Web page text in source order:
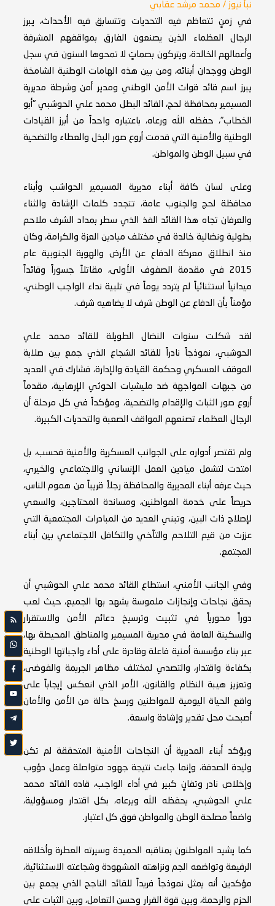
نبأ نيوز / محمد مرشد عقابي
في زمنٍ تتعاظم فيه التحديات وتتسابق فيه الأحداث، يبرز
الرجال العظماء الذين يصنعون الفارق بمواقفهم المشرفة
وأعمالهم الخالدة، ويتركون بصماتٍ لا تمحوها السنون في سجل
الوطن ووجدان أبنائه، ومن بين هذه الهامات الوطنية الشامخة
يبرز اسم قائد قوات الأمن الوطني ومدير أمن وشرطة مديرية
المسيمير بمحافظة لحج، القائد البطل محمد علي الحوشبي "أبو
الخطاب"، حفظه الله ورعاه، باعتباره واحداً من أبرز القيادات
الوطنية والأمنية التي قدمت أروع صور البذل والعطاء والتضحية
في سبيل الوطن والمواطن.
وعلى لسان كافة أبناء مديرية المسيمير الحواشب وأبناء
محافظة لحج والجنوب عامة، تتجدد كلمات الإشادة والثناء
والعرفان تجاه هذا القائد الفذ الذي سطر بمداد الشرف ملاحم
بطولية ونضالية خالدة في مختلف ميادين العزة والكرامة، وكان
منذ انطلاق معركة الدفاع عن الأرض والهوية الجنوبية عام
2015 في مقدمة الصفوف الأولى، مقاتلاً جسوراً وقائداً
ميدانياً استثنائياً لم يتردد يوماً في تلبية نداء الواجب الوطني،
مؤمناً بأن الدفاع عن الوطن شرف لا يضاهيه شرف.
لقد شكلت سنوات النضال الطويلة للقائد محمد علي
الحوشبي، نموذجاً نادراً للقائد الشجاع الذي جمع بين صلابة
الموقف العسكري وحكمة القيادة والإدارة، فشارك في العديد
من جبهات المواجهة ضد مليشيات الحوثي الإرهابية، مقدماً
أروع صور الثبات والإقدام والتضحية، ومؤكداً في كل مرحلة أن
الرجال العظماء تصنعهم المواقف الصعبة والتحديات الكبيرة.
ولم تقتصر أدواره على الجوانب العسكرية والأمنية فحسب، بل
امتدت لتشمل ميادين العمل الإنساني والاجتماعي والخيري،
حيث عرفه أبناء المديرية والمحافظة رجلاً قريباً من هموم الناس،
حريصاً على خدمة المواطنين، ومساندة المحتاجين، والسعي
لإصلاح ذات البين، وتبني العديد من المبادرات المجتمعية التي
عززت من قيم التلاحم والتآخي والتكافل الاجتماعي بين أبناء
المجتمع.
وفي الجانب الأمني، استطاع القائد محمد علي الحوشبي أن
يحقق نجاحات وإنجازات ملموسة يشهد بها الجميع، حيث لعب
دوراً محورياً في تثبيت وترسيخ دعائم الأمن والاستقرار
والسكينة العامة في مديرية المسيمير والمناطق المحيطة بها،
عبر بناء مؤسسة أمنية فاعلة وقادرة على أداء واجباتها الوطنية
بكفاءة واقتدار، والتصدي لمختلف مظاهر الجريمة والفوضى،
وتعزيز هيبة النظام والقانون، الأمر الذي انعكس إيجاباً على
واقع الحياة اليومية للمواطنين ورسخ حالة من الأمن والأمان
أصبحت محل تقدير وإشادة واسعة.
ويؤكد أبناء المديرية أن النجاحات الأمنية المتحققة لم تكن
وليدة الصدفة، وإنما جاءت نتيجة جهود متواصلة وعمل دؤوب
وإخلاص نادر وتفانٍ كبير في أداء الواجب، قاده القائد محمد
علي الحوشبي، يحفظه الله ويرعاه، بكل اقتدار ومسؤولية،
واضعاً مصلحة الوطن والمواطن فوق كل اعتبار.
كما يشيد المواطنون بمناقبه الحميدة وسيرته العطرة وأخلاقه
الرفيعة وتواضعه الجم ونزاهته المشهودة وشجاعته الاستثنائية،
مؤكدين أنه يمثل نموذجاً فريداً للقائد الناجح الذي يجمع بين
الحزم والرحمة، وبين قوة القرار وحسن التعامل، وبين الثبات على